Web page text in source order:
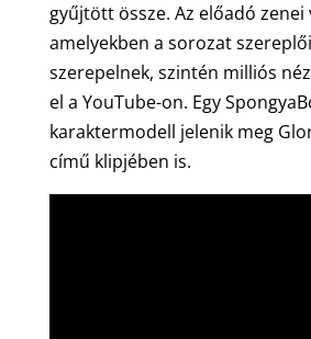
gyűjtött össze. Az előadó zenei
amelyekben a sorozat
szerepelnek, szintén milliós
el a YouTube-on. Egy
karaktermodell jelenik meg
című klipjében is.